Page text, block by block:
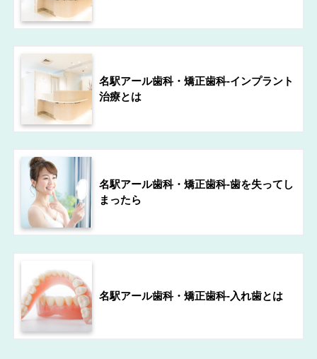
名駅アール歯科・矯正歯科-インプラント
治療とは
名駅アール歯科・矯正歯科-歯を失ってし
まったら
名駅アール歯科・矯正歯科-入れ歯とは